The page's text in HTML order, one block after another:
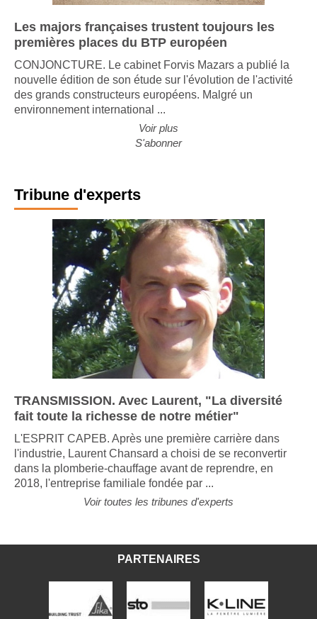
Les majors françaises trustent toujours les
premières places du BTP européen
CONJONCTURE. Le cabinet Forvis Mazars a publié la
nouvelle édition de son étude sur l'évolution de l'activité
des grands constructeurs européens. Malgré un
environnement international ...
Voir plus
S'abonner
Tribune d'experts
TRANSMISSION. Avec Laurent, "La diversité
fait toute la richesse de notre métier"
L'ESPRIT CAPEB. Après une première carrière dans
l'industrie, Laurent Chansard a choisi de se reconvertir
dans la plomberie-chauffage avant de reprendre, en
2018, l'entreprise familiale fondée par ...
Voir toutes les tribunes d'experts
PARTENAIRES